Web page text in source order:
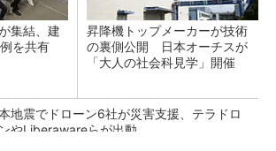
集結、建
を共有
昇降機トップメーカーが技術
の裏側公開 日本オーチスが
「大人の社会科見学」開催
地震でドローン6社が災害支援、テラドロ
やLiberawareらが出動